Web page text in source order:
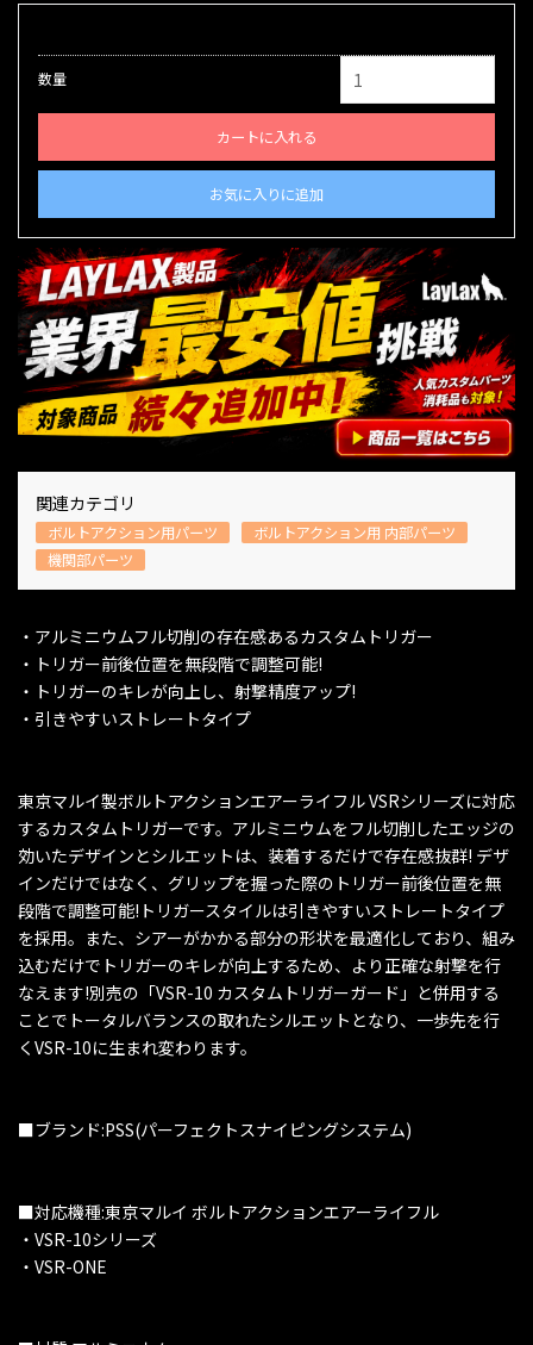
数量
カートに入れる
お気に入りに追加
関連カテゴリ
ボルトアクション用パーツ
ボルトアクション用 内部パーツ
機関部パーツ
・アルミニウムフル切削の存在感あるカスタムトリガー
・トリガー前後位置を無段階で調整可能!
・トリガーのキレが向上し、射撃精度アップ!
・引きやすいストレートタイプ
東京マルイ製ボルトアクションエアーライフル VSRシリーズに対応
するカスタムトリガーです。アルミニウムをフル切削したエッジの
効いたデザインとシルエットは、装着するだけで存在感抜群! デザ
インだけではなく、グリップを握った際のトリガー前後位置を無
段階で調整可能!トリガースタイルは引きやすいストレートタイプ
を採用。また、シアーがかかる部分の形状を最適化しており、組み
込むだけでトリガーのキレが向上するため、より正確な射撃を行
なえます!別売の「VSR-10 カスタムトリガーガード」と併用する
ことでトータルバランスの取れたシルエットとなり、一歩先を行
くVSR-10に生まれ変わります。
■ブランド:PSS(パーフェクトスナイピングシステム)
■対応機種:東京マルイ ボルトアクションエアーライフル
・VSR-10シリーズ
・VSR-ONE